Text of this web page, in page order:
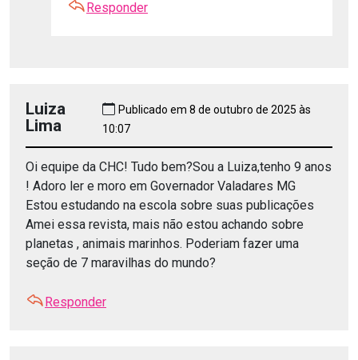
Responder
Luiza
Lima
Publicado em 8 de outubro de 2025 às
10:07
Oi equipe da CHC! Tudo bem?Sou a Luiza,tenho 9 anos
! Adoro ler e moro em Governador Valadares MG
Estou estudando na escola sobre suas publicações
Amei essa revista, mais não estou achando sobre
planetas , animais marinhos. Poderiam fazer uma
seção de 7 maravilhas do mundo?
Responder